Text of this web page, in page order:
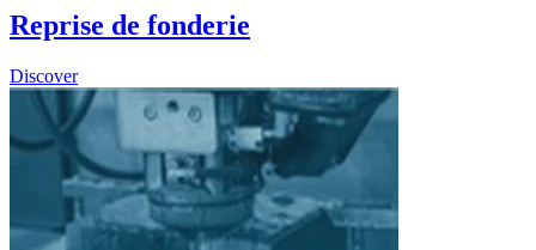
Reprise de fonderie
Discover